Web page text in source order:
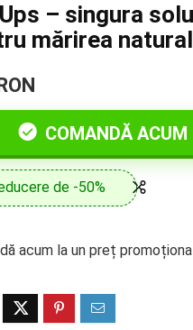
– singura
mărirea
COMANDĂ ACUM
de -50%
acum la un preț